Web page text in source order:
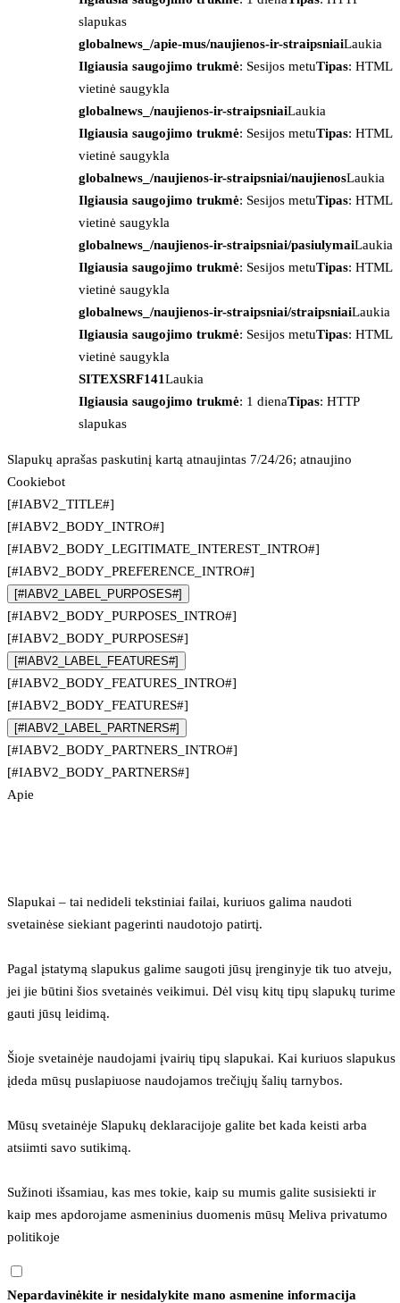
slapukas
globalnews_/apie-mus/naujienos-ir-straipsniaiLaukia
Ilgiausia saugojimo trukmė: Sesijos metuTipas: HTML
vietinė saugykla
globalnews_/naujienos-ir-straipsniaiLaukia
Ilgiausia saugojimo trukmė: Sesijos metuTipas: HTML
vietinė saugykla
globalnews_/naujienos-ir-straipsniai/naujienosLaukia
Ilgiausia saugojimo trukmė: Sesijos metuTipas: HTML
vietinė saugykla
globalnews_/naujienos-ir-straipsniai/pasiulymaiLaukia
Ilgiausia saugojimo trukmė: Sesijos metuTipas: HTML
vietinė saugykla
globalnews_/naujienos-ir-straipsniai/straipsniaiLaukia
Ilgiausia saugojimo trukmė: Sesijos metuTipas: HTML
vietinė saugykla
SITEXSRF141Laukia
Ilgiausia saugojimo trukmė: 1 dienaTipas: HTTP
slapukas
Slapukų aprašas paskutinį kartą atnaujintas 7/24/26; atnaujino
Cookiebot
[#IABV2_TITLE#]
[#IABV2_BODY_INTRO#]
[#IABV2_BODY_LEGITIMATE_INTEREST_INTRO#]
[#IABV2_BODY_PREFERENCE_INTRO#]
[#IABV2_LABEL_PURPOSES#]
[#IABV2_BODY_PURPOSES_INTRO#]
[#IABV2_BODY_PURPOSES#]
[#IABV2_LABEL_FEATURES#]
[#IABV2_BODY_FEATURES_INTRO#]
[#IABV2_BODY_FEATURES#]
[#IABV2_LABEL_PARTNERS#]
[#IABV2_BODY_PARTNERS_INTRO#]
[#IABV2_BODY_PARTNERS#]
Apie
Slapukai – tai nedideli tekstiniai failai, kuriuos galima naudoti
svetainėse siekiant pagerinti naudotojo patirtį.
Pagal įstatymą slapukus galime saugoti jūsų įrenginyje tik tuo atveju,
jei jie būtini šios svetainės veikimui. Dėl visų kitų tipų slapukų turime
gauti jūsų leidimą.
Šioje svetainėje naudojami įvairių tipų slapukai. Kai kuriuos slapukus
įdeda mūsų puslapiuose naudojamos trečiųjų šalių tarnybos.
Mūsų svetainėje Slapukų deklaracijoje galite bet kada keisti arba
atsiimti savo sutikimą.
Sužinoti išsamiau, kas mes tokie, kaip su mumis galite susisiekti ir
kaip mes apdorojame asmeninius duomenis mūsų Meliva privatumo
politikoje
Nepardavinėkite ir nesidalykite mano asmenine informacija